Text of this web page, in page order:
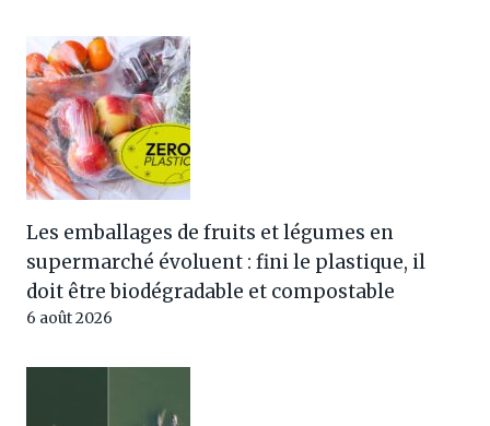
Les emballages de fruits et légumes en
supermarché évoluent : fini le plastique, il
doit être biodégradable et compostable
6 août 2026